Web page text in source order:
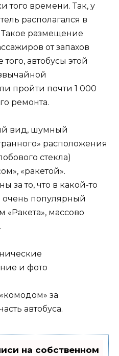
того времени. Так, у
располагался в
Такое размещение
от запахов
автобусы этой
пройти почти 1 000
ремонта.
вид, шумный
расположения
стекла)
«ракетой».
за то, что в какой-то
очень популярный
«Ракета», массово
за
автобуса.
на собственном